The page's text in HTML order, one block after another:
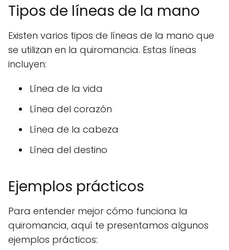
Tipos de líneas de la mano
Existen varios tipos de líneas de la mano que
se utilizan en la quiromancia. Estas líneas
incluyen:
Línea de la vida
Línea del corazón
Línea de la cabeza
Línea del destino
Ejemplos prácticos
Para entender mejor cómo funciona la
quiromancia, aquí te presentamos algunos
ejemplos prácticos: